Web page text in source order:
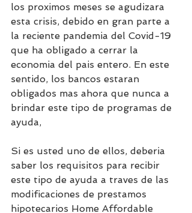
los proximos meses se agudizara
esta crisis, debido en gran parte a
la reciente pandemia del Covid-19
que ha obligado a cerrar la
economia del pais entero. En este
sentido, los bancos estaran
obligados mas ahora que nunca a
brindar este tipo de programas de
ayuda,
Si es usted uno de ellos, deberia
saber los requisitos para recibir
este tipo de ayuda a traves de las
modificaciones de prestamos
hipotecarios Home Affordable